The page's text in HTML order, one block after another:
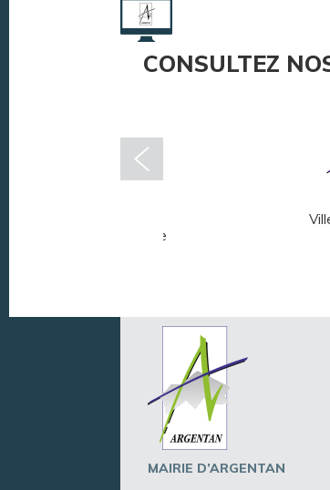
CONSULTEZ
Léger - André Mare
MAIRIE D’ARGENTAN